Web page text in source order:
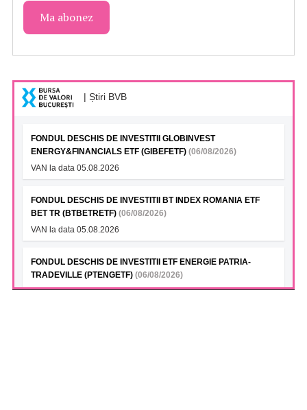
| Știri BVB
FONDUL DESCHIS DE INVESTITII GLOBINVEST
ENERGY&FINANCIALS ETF (GIBEFETF) (06/08/2026)
VAN la data 05.08.2026
FONDUL DESCHIS DE INVESTITII BT INDEX ROMANIA ETF
BET TR (BTBETRETF) (06/08/2026)
VAN la data 05.08.2026
FONDUL DESCHIS DE INVESTITII ETF ENERGIE PATRIA-
TRADEVILLE (PTENGETF) (06/08/2026)
VAN la data 05.08.2026